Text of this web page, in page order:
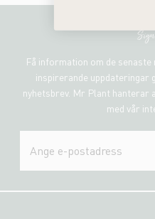
Få information om de senaste
inspirerande uppdateringar
nyhetsbrev. Mr Plant hanterar
med vår